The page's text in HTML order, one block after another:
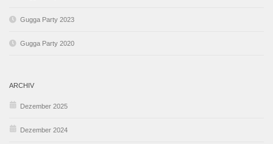
Gugga Party 2023
Gugga Party 2020
ARCHIV
Dezember 2025
Dezember 2024